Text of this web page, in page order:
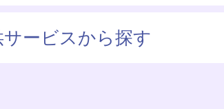
サービスから探す